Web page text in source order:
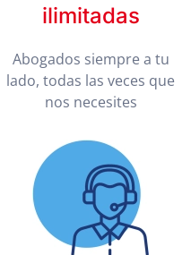
ilimitadas
Abogados siempre a tu
lado, todas las veces que
nos necesites